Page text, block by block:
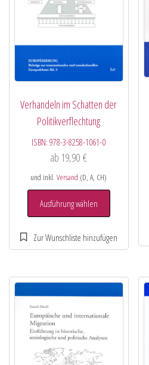
Verhandeln im Schatten der
Politikverflechtung
ISBN:978-3-8258-1061-0
ab 19,90€
und inkl.Versand (D, A, CH)
Ausführung wählen